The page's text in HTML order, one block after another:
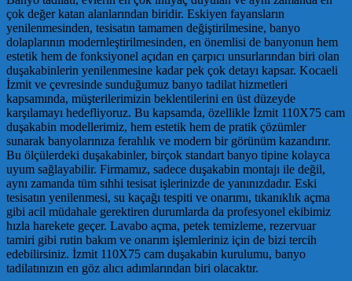
çok değer katan alanlarından biridir. Eskiyen fayansların
yenilenmesinden, tesisatın tamamen değiştirilmesine, banyo
dolaplarının modernleştirilmesinden, en önemlisi de banyonun hem
estetik hem de fonksiyonel açıdan en çarpıcı unsurlarından biri olan
duşakabinlerin yenilenmesine kadar pek çok detayı kapsar. Kocaeli
İzmit ve çevresinde sunduğumuz banyo tadilat hizmetleri
kapsamında, müşterilerimizin beklentilerini en üst düzeyde
karşılamayı hedefliyoruz. Bu kapsamda, özellikle İzmit 110X75 cam
duşakabin modellerimiz, hem estetik hem de pratik çözümler
sunarak banyolarınıza ferahlık ve modern bir görünüm kazandırır.
Bu ölçülerdeki duşakabinler, birçok standart banyo tipine kolayca
uyum sağlayabilir. Firmamız, sadece duşakabin montajı ile değil,
aynı zamanda tüm sıhhi tesisat işlerinizde de yanınızdadır. Eski
tesisatın yenilenmesi, su kaçağı tespiti ve onarımı, tıkanıklık açma
gibi acil müdahale gerektiren durumlarda da profesyonel ekibimiz
hızla harekete geçer. Lavabo açma, petek temizleme, rezervuar
tamiri gibi rutin bakım ve onarım işlemleriniz için de bizi tercih
edebilirsiniz. İzmit 110X75 cam duşakabin kurulumu, banyo
tadilatınızın en göz alıcı adımlarından biri olacaktır.